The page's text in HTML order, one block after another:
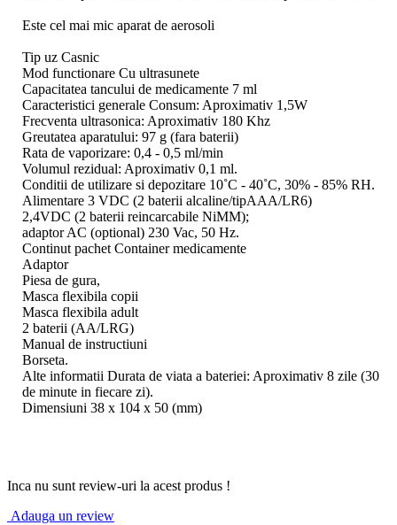
Este cel mai mic aparat de aerosoli
Tip uz Casnic
Mod functionare Cu ultrasunete
Capacitatea tancului de medicamente 7 ml
Caracteristici generale Consum: Aproximativ 1,5W
Frecventa ultrasonica: Aproximativ 180 Khz
Greutatea aparatului: 97 g (fara baterii)
Rata de vaporizare: 0,4 - 0,5 ml/min
Volumul rezidual: Aproximativ 0,1 ml.
Conditii de utilizare si depozitare 10˚C - 40˚C, 30% - 85% RH.
Alimentare 3 VDC (2 baterii alcaline/tipAAA/LR6)
2,4VDC (2 baterii reincarcabile NiMM);
adaptor AC (optional) 230 Vac, 50 Hz.
Continut pachet Container medicamente
Adaptor
Piesa de gura,
Masca flexibila copii
Masca flexibila adult
2 baterii (AA/LRG)
Manual de instructiuni
Borseta.
Alte informatii Durata de viata a bateriei: Aproximativ 8 zile (30
de minute in fiecare zi).
Dimensiuni 38 x 104 x 50 (mm)
Inca nu sunt review-uri la acest produs !
Adauga un review